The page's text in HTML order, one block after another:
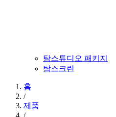
탐스튜디오 패키지
탐스크린
홈
/
제품
/